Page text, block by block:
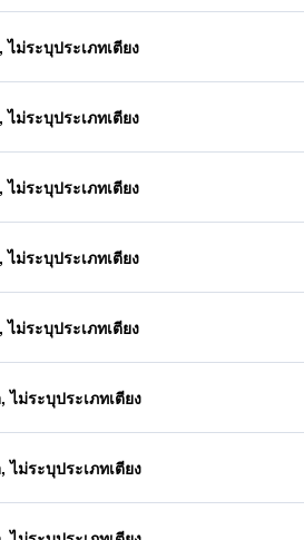
ม่ระบุประเภทเตียง
ม่ระบุประเภทเตียง
ม่ระบุประเภทเตียง
ม่ระบุประเภทเตียง
ม่ระบุประเภทเตียง
ไม่ระบุประเภทเตียง
ไม่ระบุประเภทเตียง